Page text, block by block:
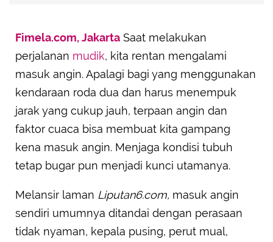
Fimela.com, Jakarta Saat melakukan
perjalanan mudik, kita rentan mengalami
masuk angin. Apalagi bagi yang menggunakan
kendaraan roda dua dan harus menempuk
jarak yang cukup jauh, terpaan angin dan
faktor cuaca bisa membuat kita gampang
kena masuk angin. Menjaga kondisi tubuh
tetap bugar pun menjadi kunci utamanya.
Melansir laman Liputan6.com, masuk angin
sendiri umumnya ditandai dengan perasaan
tidak nyaman, kepala pusing, perut mual,